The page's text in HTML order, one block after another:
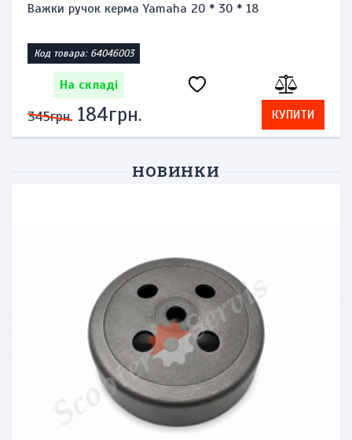
Важки ручок керма Yamaha 20 * 30 * 18
Код товара: 64046003
На складі
345грн. 184грн. КУПИТИ
НОВИНКИ